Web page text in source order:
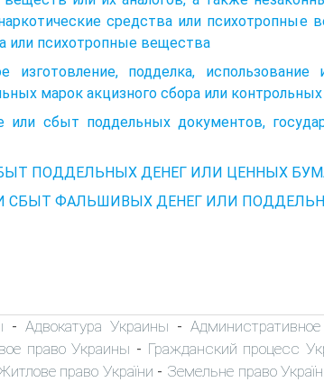
средства или психотропные
или психотропные вещества
изготовление, подделка,
марок акцизного сбора или
или сбыт поддельных документов,
ПОДДЕЛЬНЫХ ДЕНЕГ ИЛИ ЦЕННЫХ
СБЫТ ФАЛЬШИВЫХ ДЕНЕГ ИЛИ
- Адвокатура Украины -
право Украины - Гражданский процесс
право України - Земельне право